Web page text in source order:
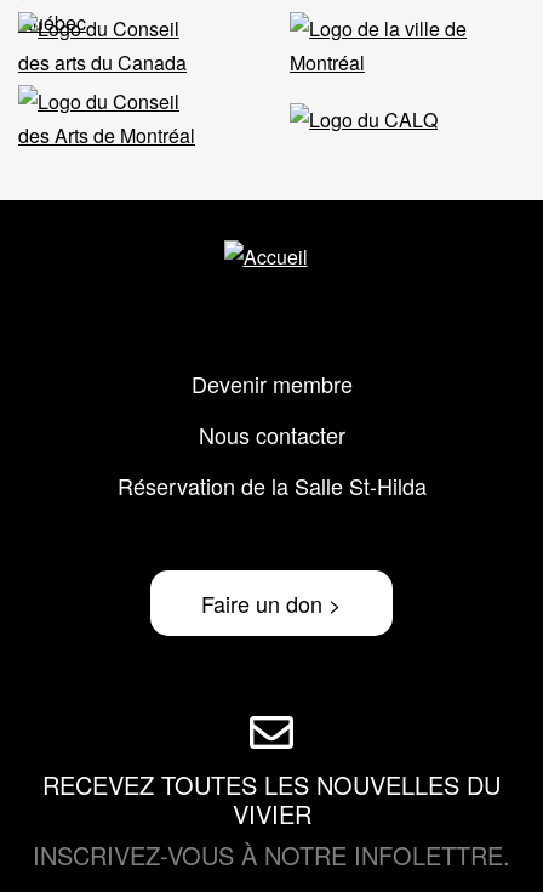
Devenir membre
Nous contacter
Réservation de la Salle St-Hilda
Faire un don >
RECEVEZ TOUTES LES NOUVELLES DU
VIVIER
INSCRIVEZ-VOUS À NOTRE INFOLETTRE.